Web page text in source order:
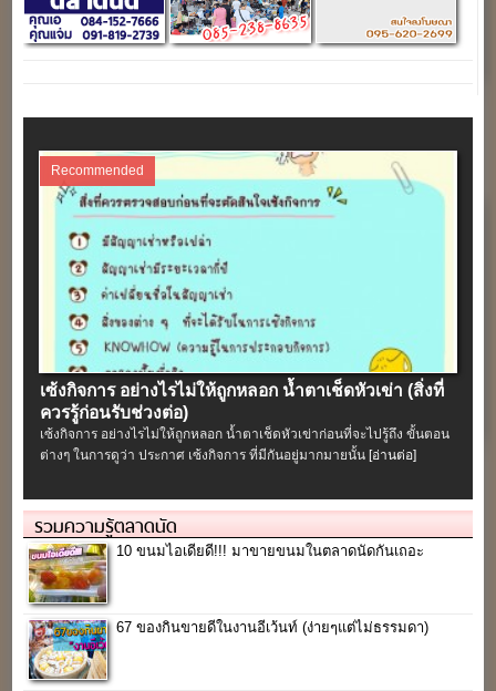
Recommended
เซ้งกิจการ อย่างไรไม่ให้ถูกหลอก น้ำตาเช็ดหัวเข่า (สิ่งที่
ควรรู้ก่อนรับช่วงต่อ)
เซ้งกิจการ อย่างไรไม่ให้ถูกหลอก น้ำตาเช็ดหัวเข่าก่อนที่จะไปรู้ถึง ขั้นตอน
ต่างๆ ในการดูว่า ประกาศ เซ้งกิจการ ที่มีกันอยู่มากมายนั้น [อ่านต่อ]
รวมความรู้ตลาดนัด
10 ขนมไอเดียดี!!! มาขายขนมในตลาดนัดกันเถอะ
67 ของกินขายดีในงานอีเว้นท์ (ง่ายๆแต่ไม่ธรรมดา)